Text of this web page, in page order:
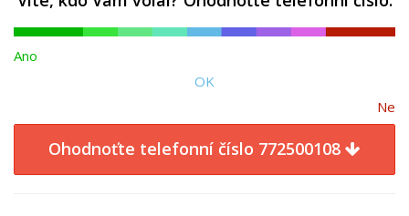
Ano
OK
Ne
Ohodnoťte telefonní číslo 772500108